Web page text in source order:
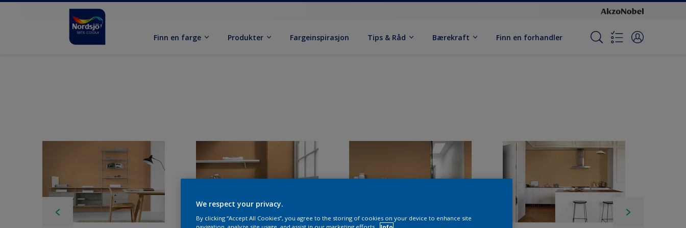
Finn en farge Produkter Fargeinspirasjon Tips & Råd Bærekraft Finn en forhandler
We respect your privacy.
By clicking “Accept All Cookies”, you agree to the storing of cookies on your device to enhance site